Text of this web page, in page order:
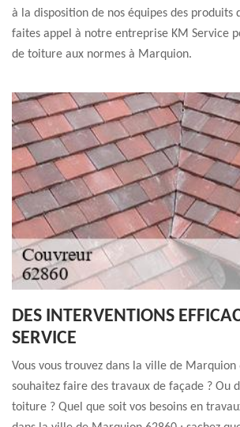
à la disposition de nos équipes des produits
faites appel à notre entreprise KM Service
de toiture aux normes à Marquion.
DES INTERVENTIONS
SERVICE
Vous vous trouvez dans la ville de Marquion
souhaitez faire des travaux de façade ? Ou
toiture ? Quel que soit vos besoins en